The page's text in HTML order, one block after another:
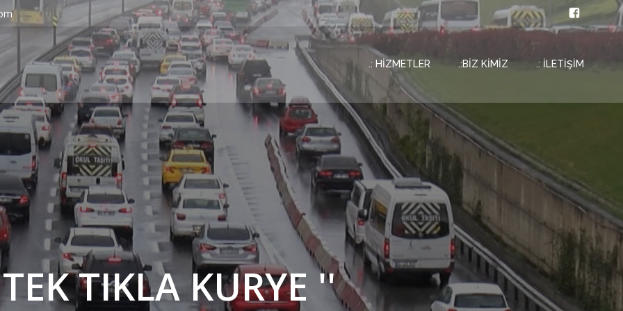
.: HİZMETLER .:BİZ KİMİZ .: İLETİŞİM
TIKLA KURYE ''